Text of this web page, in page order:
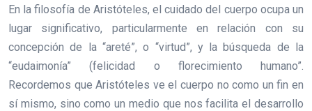
En la filosofía de Aristóteles, el cuidado del cuerpo ocupa un
lugar significativo, particularmente en relación con su
concepción de la “areté”, o “virtud”, y la búsqueda de la
“eudaimonía” (felicidad o florecimiento humano”.
Recordemos que Aristóteles ve el cuerpo no como un fin en
sí mismo, sino como un medio que nos facilita el desarrollo